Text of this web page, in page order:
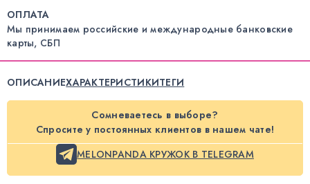
ОПЛАТА
Мы принимаем российские и международные банковские
карты, СБП
ОПИСАНИЕХАРАКТЕРИСТИКИТЕГИ
Сомневаетесь в выборе?
Спросите у постоянных клиентов в нашем чате!
MELONPANDA КРУЖОК В TELEGRAM